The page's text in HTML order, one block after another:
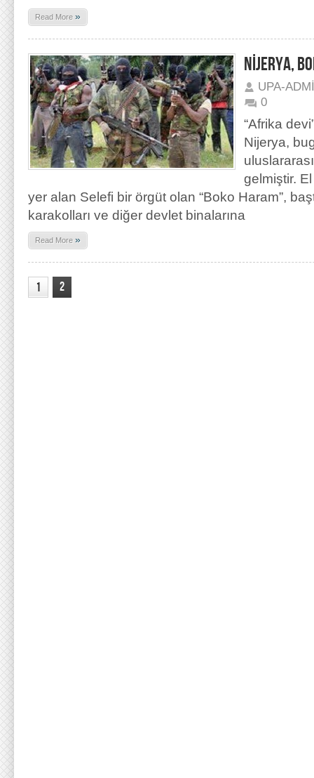
Read More »
NİJERYA,
UPA-
0
“Afrika
Nijerya,
gelmiştir.
yer alan Selefi bir örgüt olan “Boko Haram”,
karakolları ve diğer devlet binalarına
Read More »
1 2